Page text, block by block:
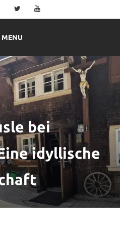
InstagramTwitter
MENU
bei
idyllische